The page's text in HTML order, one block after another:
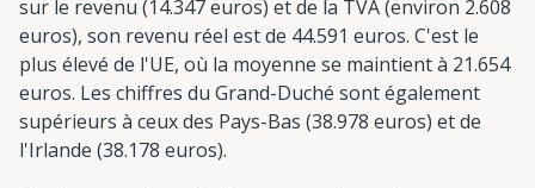
sur le revenu (14.347 euros) et de la TVA (environ 2.608
euros), son revenu réel est de 44.591 euros. C'est le
plus élevé de l'UE, où la moyenne se maintient à 21.654
euros. Les chiffres du Grand-Duché sont également
supérieurs à ceux des Pays-Bas (38.978 euros) et de
l'Irlande (38.178 euros).